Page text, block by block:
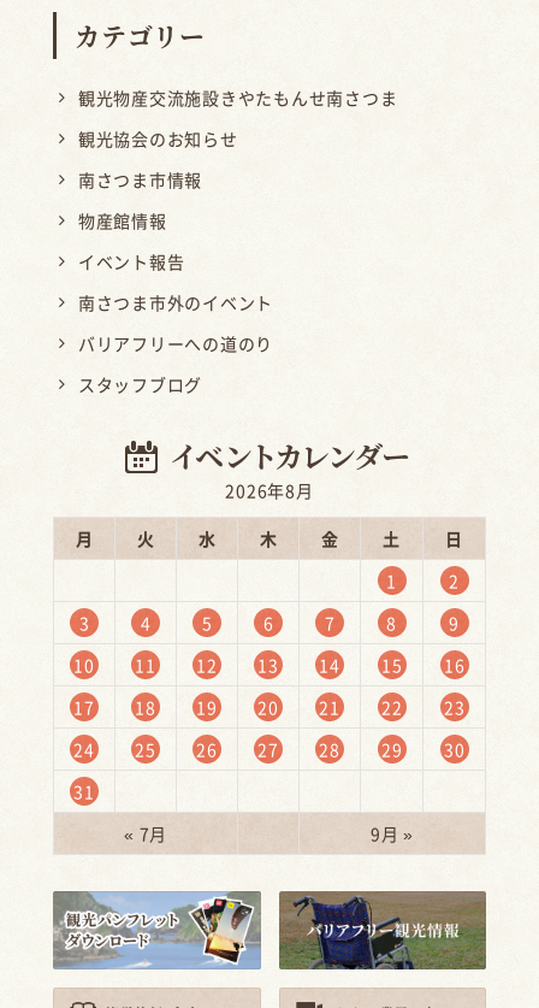
カテゴリー
観光物産交流施設きやたもんせ南さつま
観光協会のお知らせ
南さつま市情報
物産館情報
イベント報告
南さつま市外のイベント
バリアフリーへの道のり
スタッフブログ
2026年8月
月
火 水 木 金 土
日
1
2
3
4 5 6 7 8
9
10
11 12 13 14 15
16
17
18 19 20 21 22
23
24
25 26 27 28 29
30
31
« 7月
9月 »